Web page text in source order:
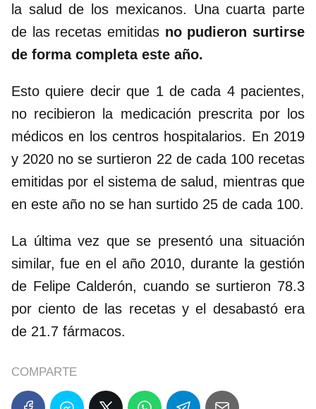
la salud de los mexicanos. Una cuarta parte
de las recetas emitidas no pudieron surtirse
de forma completa este año.
Esto quiere decir que 1 de cada 4 pacientes,
no recibieron la medicación prescrita por los
médicos en los centros hospitalarios. En 2019
y 2020 no se surtieron 22 de cada 100 recetas
emitidas por el sistema de salud, mientras que
en este año no se han surtido 25 de cada 100.
La última vez que se presentó una situación
similar, fue en el año 2010, durante la gestión
de Felipe Calderón, cuando se surtieron 78.3
por ciento de las recetas y el desabastó era
de 21.7 fármacos.
COMPARTE